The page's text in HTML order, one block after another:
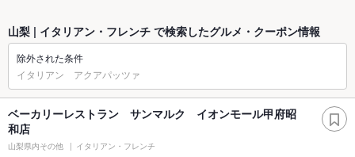
山梨 | イタリアン・フレンチ で検索したグルメ・クーポン情報
除外された条件
イタリアン アクアパッツァ
ベーカリーレストラン サンマルク イオンモール甲府昭
和店
山梨県内その他 イタリアン・フレンチ